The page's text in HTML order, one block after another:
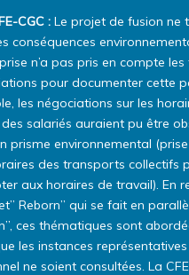
CGC : Le projet de fusion ne
conséquences
n’a pas pris en compte
pour documenter cette
les négociations sur les
salariés auraient pu être
prisme environnemental
des transports collectifs
aux horaires de travail). En
Reborn” qui se fait en
ces thématiques sont
les instances
ne soient consultées. La